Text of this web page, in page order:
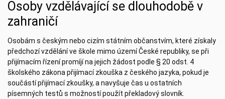
Osoby vzdělávající se dlouhodobě v
zahraničí
Osobám s českým nebo cizím státním občanstvím, které získaly
předchozí vzdělání ve škole mimo území České republiky, se při
přijímacím řízení promíjí na jejich žádost podle § 20 odst. 4
školského zákona přijímací zkouška z českého jazyka, pokud je
součástí přijímací zkoušky, a navyšuje čas u ostatních
písemných testů s možností použít překladový slovník.